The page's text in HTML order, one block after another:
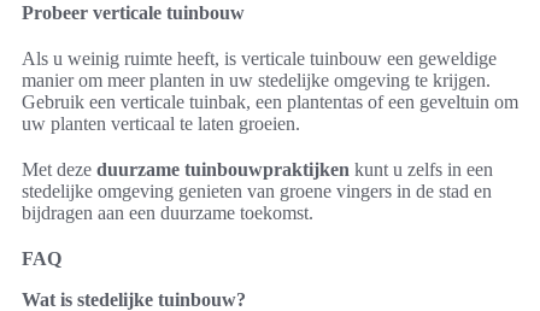
Probeer verticale tuinbouw
Als u weinig ruimte heeft, is verticale tuinbouw een geweldige
manier om meer planten in uw stedelijke omgeving te krijgen.
Gebruik een verticale tuinbak, een plantentas of een geveltuin om
uw planten verticaal te laten groeien.
Met deze duurzame tuinbouwpraktijken kunt u zelfs in een
stedelijke omgeving genieten van groene vingers in de stad en
bijdragen aan een duurzame toekomst.
FAQ
Wat is stedelijke tuinbouw?